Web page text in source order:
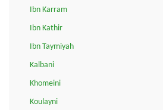
Ibn Karram
Ibn Kathir
Ibn Taymiyah
Kalbani
Khomeini
Koulayni